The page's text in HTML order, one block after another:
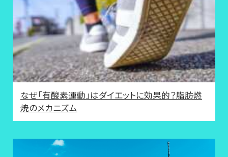
なぜ「有酸素運動」はダイエットに効果的？脂肪燃
焼のメカニズム